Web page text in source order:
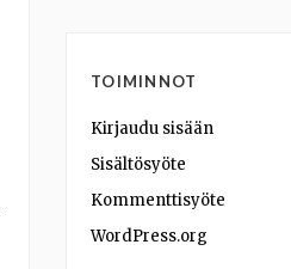
TOIMINNOT
Kirjaudu sisään
Sisältösyöte
Kommenttisyöte
WordPress.org